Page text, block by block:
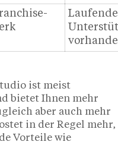
Laufende
ist meist
bietet Ihnen mehr
aber auch mehr
in der Regel mehr,
Vorteile wie